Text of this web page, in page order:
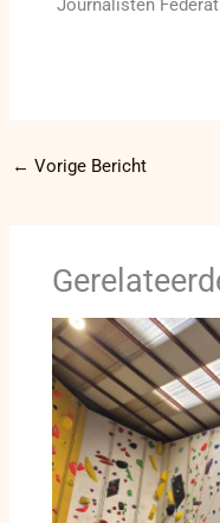
Journalisten
← Vorige Bericht